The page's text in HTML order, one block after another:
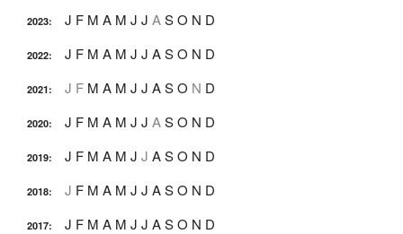
2023: J F M A M J J ASO N D
2022: J F M A M J J ASO N D
2021: J F M A M J J ASO N D
2020: J F M A M J J ASO N D
2019: J F M A M J J ASO N D
2018: J F M A M J J ASO N D
2017: J F M A M J J ASO N D